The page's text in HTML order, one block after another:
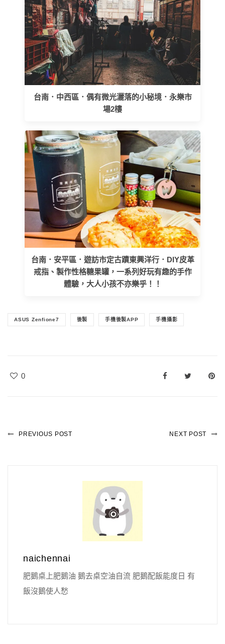
台南．中西區．偶有微光灑落的小秘境．永樂市
場2樓
台南．安平區．遊訪市定古蹟東興洋行．DIY皮革
戒指、製作性格糖果罐，一系列好玩有趣的手作
體驗，大人小孩不亦樂乎！！
ASUS Zenfione7 後製 手機後製APP 手機攝影
0
PREVIOUS POST NEXT POST
naichennai
肥鵝桌上肥鵝油 鵝去桌空油自流 肥鵝配飯能度日 有
飯沒鵝使人愁